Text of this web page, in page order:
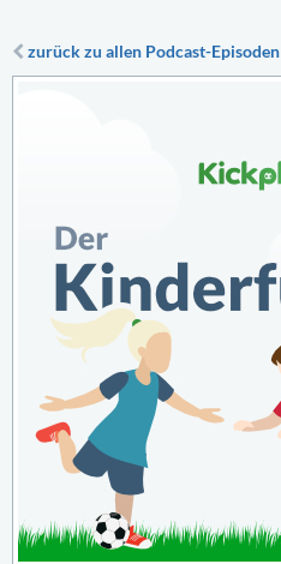
zurück zu allen Podcast-Episoden